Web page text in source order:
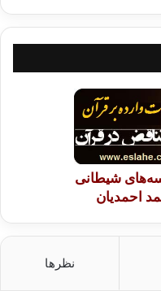
شیطانی
احمدیان
نظرها